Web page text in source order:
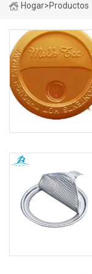
Hogar>Productos